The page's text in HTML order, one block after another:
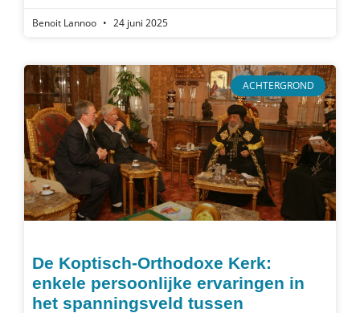
Benoit Lannoo 24 juni 2025
ACHTERGROND
De Koptisch-Orthodoxe Kerk:
enkele persoonlijke ervaringen in
het spanningsveld tussen